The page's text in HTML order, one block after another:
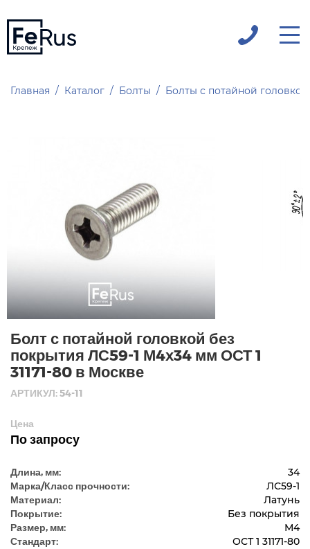
Главная Каталог Болты Болты с потайной головкой
Болт с потайной головкой без
покрытия ЛС59-1 М4х34 мм ОСТ 1
31171-80 в Москве
АРТИКУЛ: 54-11
Цена
По запросу
Длина, мм: 34
Марка/Класс прочности: ЛС59-1
Материал: Латунь
Покрытие: Без покрытия
Размер, мм: М4
Стандарт: ОСТ 1 31171-80